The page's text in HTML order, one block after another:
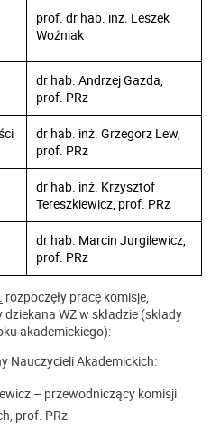
prof. dr hab. inż. Leszek
Woźniak
dr hab. Andrzej Gazda,
prof. PRz
dr hab. inż. Grzegorz Lew,
prof. PRz
dr hab. inż. Krzysztof
Tereszkiewicz, prof. PRz
dr hab. Marcin Jurgilewicz,
prof. PRz
rozpoczęły pracę komisje,
WZ w składzie (składy
akademickiego):
Nauczycieli Akademickich:
– przewodniczący komisji
prof. PRz